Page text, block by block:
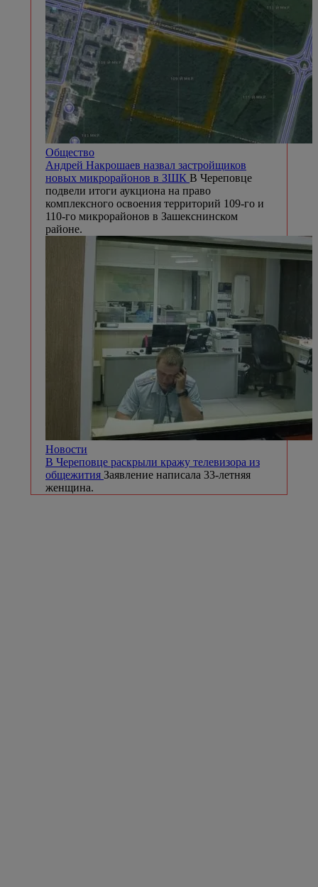
Общество
Андрей Накрошаев назвал застройщиков
новых микрорайонов в ЗШК В Череповце
подвели итоги аукциона на право
комплексного освоения территорий 109-го и
110-го микрорайонов в Зашекснинском
районе.
Новости
В Череповце раскрыли кражу телевизора из
общежития Заявление написала 33-летняя
женщина.